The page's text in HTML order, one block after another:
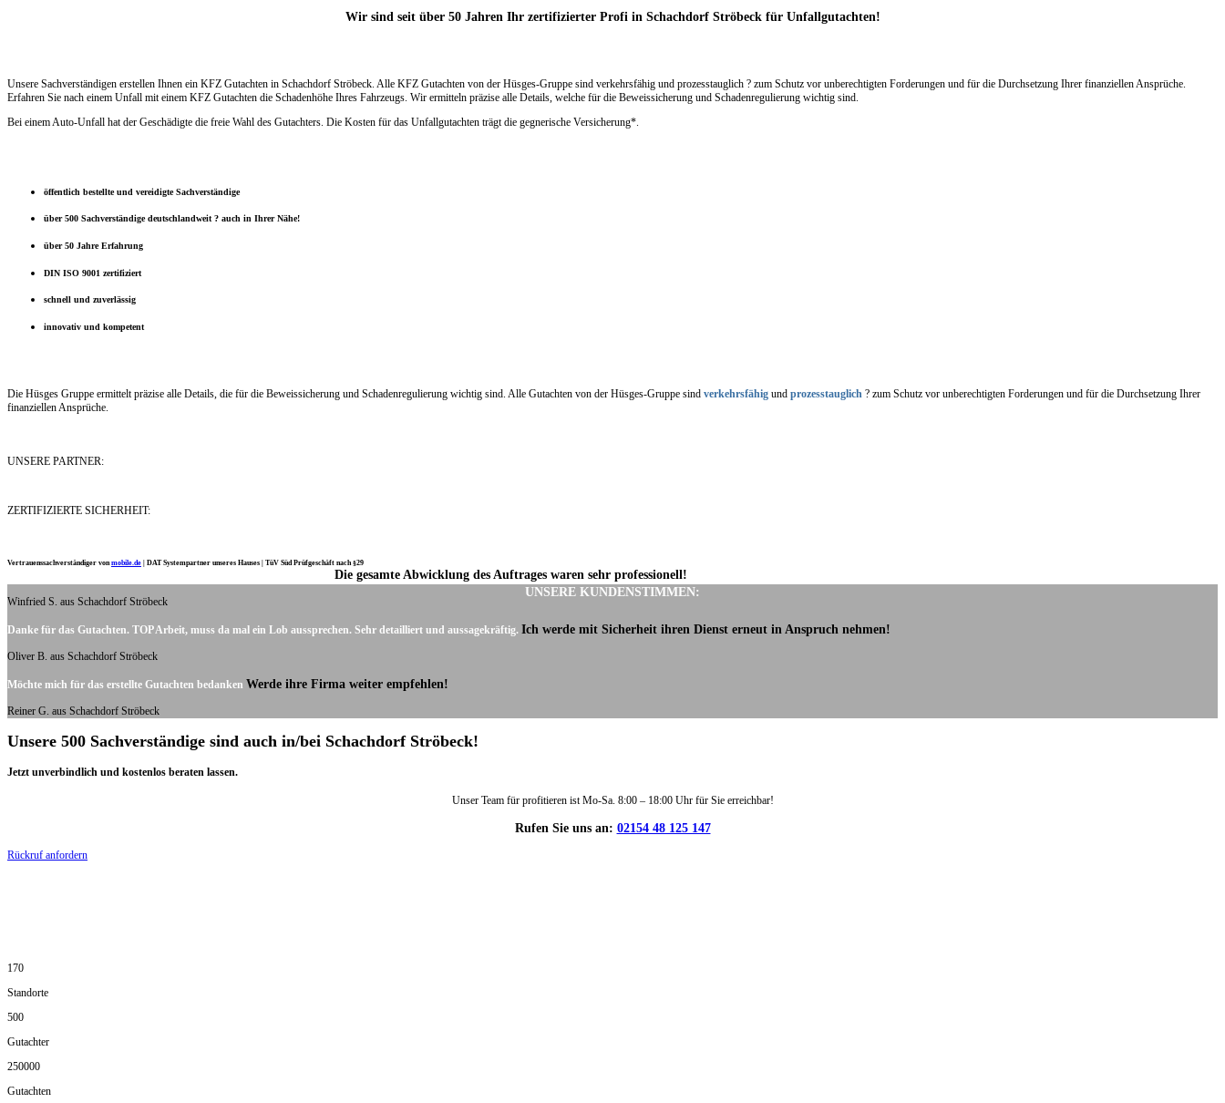
Wir sind seit über 50 Jahren Ihr zertifizierter Profi in Schachdorf Ströbeck für Unfallgutachten!
Unsere Sachverständigen erstellen Ihnen ein KFZ Gutachten in Schachdorf Ströbeck. Alle KFZ Gutachten von der Hüsges-Gruppe sind verkehrsfähig und prozesstauglich ? zum Schutz vor unberechtigten Forderungen und für die Durchsetzung Ihrer finanziellen Ansprüche.
Erfahren Sie nach einem Unfall mit einem KFZ Gutachten die Schadenhöhe Ihres Fahrzeugs. Wir ermitteln präzise alle Details, welche für die Beweissicherung und Schadenregulierung wichtig sind.
Bei einem Auto-Unfall hat der Geschädigte die freie Wahl des Gutachters. Die Kosten für das Unfallgutachten trägt die gegnerische Versicherung*.
öffentlich bestellte und vereidigte Sachverständige
über 500 Sachverständige deutschlandweit ? auch in Ihrer Nähe!
über 50 Jahre Erfahrung
DIN ISO 9001 zertifiziert
schnell und zuverlässig
innovativ und kompetent
Die Hüsges Gruppe ermittelt präzise alle Details, die für die Beweissicherung und Schadenregulierung wichtig sind. Alle Gutachten von der Hüsges-Gruppe sind verkehrsfähig und prozesstauglich ? zum Schutz vor unberechtigten Forderungen und für die Durchsetzung Ihrer
finanziellen Ansprüche.
UNSERE PARTNER:
ZERTIFIZIERTE SICHERHEIT:
Vertrauenssachverständiger vonmobile.de DAT Systempartner unseres Hauses | TüV Süd Prüfgeschäft nach §29
UNSERE KUNDENSTIMMEN:
Die gesamte Abwicklung des Auftrages waren sehr professionell!
Winfried S. aus Schachdorf Ströbeck
Danke für das Gutachten. TOP Arbeit, muss da mal ein Lob aussprechen. Sehr detailliert und aussagekräftig. Ich werde mit Sicherheit ihren Dienst erneut in Anspruch nehmen!
Oliver B. aus Schachdorf Ströbeck
Möchte mich für das erstellte Gutachten bedanken Werde ihre Firma weiter empfehlen!
Reiner G. aus Schachdorf Ströbeck
Unsere 500 Sachverständige sind auch in/bei Schachdorf Ströbeck!
Jetzt unverbindlich und kostenlos beraten lassen.
Unser Team für profitieren ist Mo-Sa. 8:00 – 18:00 Uhr für Sie erreichbar!
Rufen Sie uns an: 02154 48 125 147
Rückruf anfordern
170
Standorte
500
Gutachter
250000
Gutachten